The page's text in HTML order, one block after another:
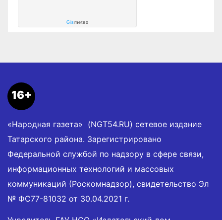
Gismeteo
16+
«Народная газета» (NGT54.RU) сетевое издание
Татарского района. Зарегистрировано
Федеральной службой по надзору в сфере связи,
информационных технологий и массовых
коммуникаций (Роскомнадзор), свидетельство Эл
№ ФС77-81032 от 30.04.2021 г.